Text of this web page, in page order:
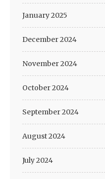
January 2025
December 2024
November 2024
October 2024
September 2024
August 2024
July 2024